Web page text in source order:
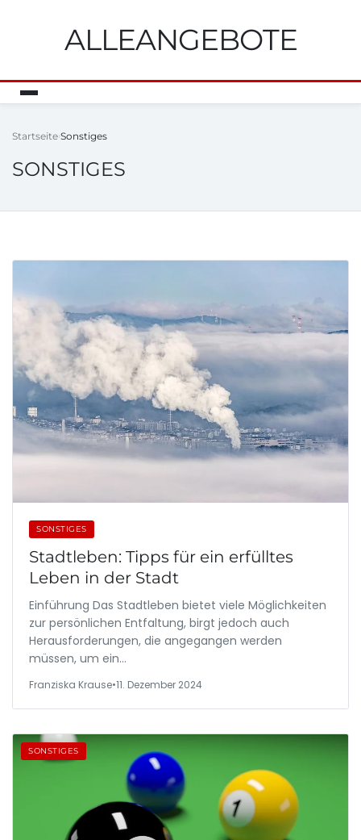
ALLEANGEBOTE
Startseite Sonstiges
SONSTIGES
SONSTIGES
Stadtleben: Tipps für ein erfülltes
Leben in der Stadt
Einführung Das Stadtleben bietet viele Möglichkeiten
zur persönlichen Entfaltung, birgt jedoch auch
Herausforderungen, die angegangen werden
müssen, um ein…
Franziska Krause•11. Dezember 2024
SONSTIGES